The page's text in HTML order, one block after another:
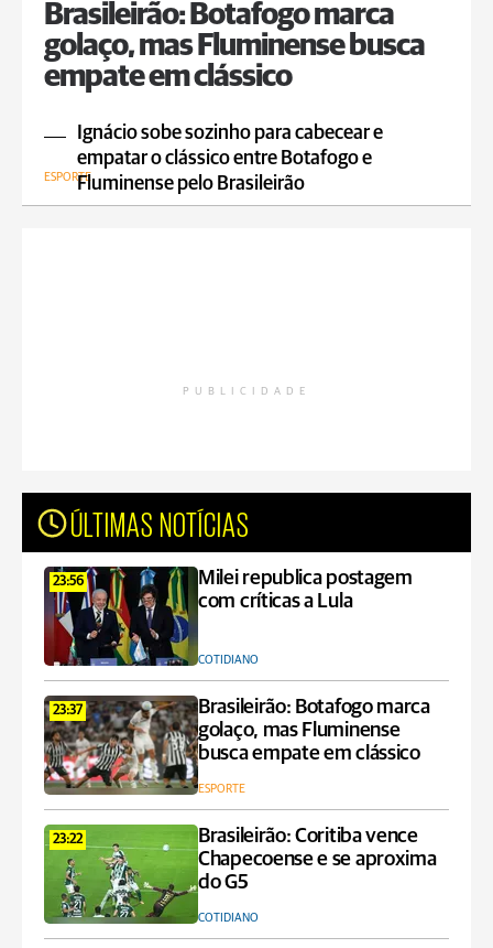
Brasileirão: Botafogo marca
golaço, mas Fluminense busca
empate em clássico
Ignácio sobe sozinho para cabecear e
empatar o clássico entre Botafogo e
Fluminense pelo Brasileirão
ESPORTE
PUBLICIDADE
ÚLTIMAS NOTÍCIAS
23:56
Milei republica postagem
com críticas a Lula
COTIDIANO
23:37
Brasileirão: Botafogo marca
golaço, mas Fluminense
busca empate em clássico
ESPORTE
23:22
Brasileirão: Coritiba vence
Chapecoense e se aproxima
do G5
COTIDIANO